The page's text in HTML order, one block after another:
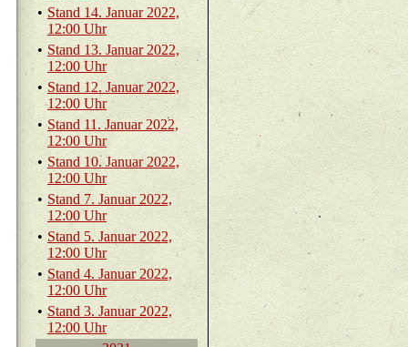
• Stand 14. Ja­nu­ar 2022,
12:00 Uhr
• Stand 13. Ja­nu­ar 2022,
12:00 Uhr
• Stand 12. Ja­nu­ar 2022,
12:00 Uhr
• Stand 11. Ja­nu­ar 2022,
12:00 Uhr
• Stand 10. Ja­nu­ar 2022,
12:00 Uhr
• Stand 7. Ja­nu­ar 2022,
12:00 Uhr
• Stand 5. Ja­nu­ar 2022,
12:00 Uhr
• Stand 4. Ja­nu­ar 2022,
12:00 Uhr
• Stand 3. Ja­nu­ar 2022,
12:00 Uhr